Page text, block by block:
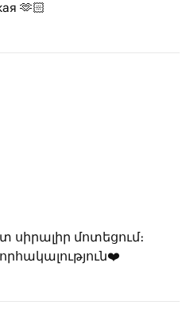
🫶🏻
մոտեցում։